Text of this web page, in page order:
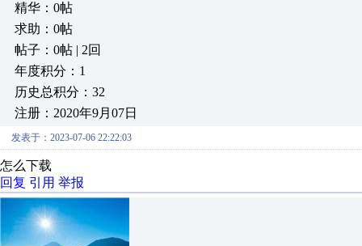
精华：0帖
求助：0帖
帖子：0帖 | 2回
年度积分：1
历史总积分：32
注册：2020年9月07日
发表于：2023-07-06 22:22:03
怎么下载
回复 引用 举报